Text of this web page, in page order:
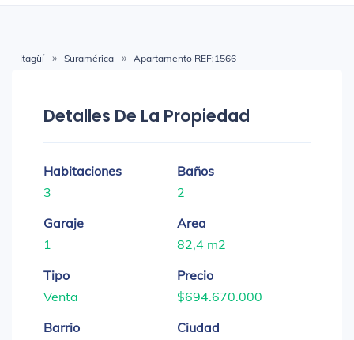
Itagüí Suramérica Apartamento REF:1566
Detalles De La Propiedad
Habitaciones
3
Baños
2
Garaje
1
Area
82,4 m2
Tipo
Venta
Precio
$694.670.000
Barrio
Ciudad